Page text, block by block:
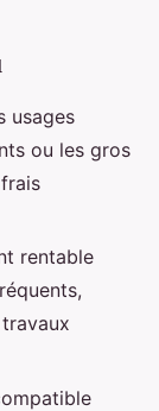
usages
ou les gros
rentable